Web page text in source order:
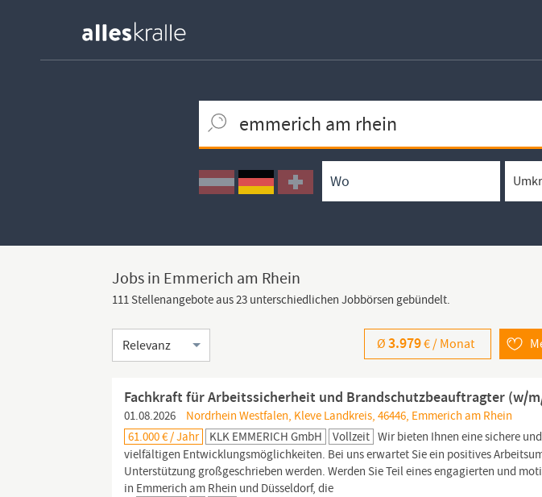
Ortssuche
Umkreissuche
Arbeitsform
Jobs in Emmerich am Rhein
111 Stellenangebote aus 23 unterschiedlichen Jobbörsen gebündelt.
Sortierung Ø3.979€ / Monat
Fachkraft für Arbeitssicherheit und Brandschutzbeauftragter (w/
01.08.2026
Nordrhein Westfalen, Kleve Landkreis, 46446, Emmerich am Rhein
61.000 € / Jahr
KLK EMMERICH GmbH Vollzeit Wir bieten Ihnen eine sichere
vielfältigen Entwicklungsmöglichkeiten. Bei uns erwartet Sie ein positives
Unterstützung großgeschrieben werden. Werden Sie Teil eines engagierten und
in Emmerich am Rhein und Düsseldorf, die